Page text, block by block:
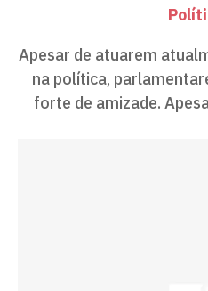
Apesar de atuarem
na política,
forte de amizade.